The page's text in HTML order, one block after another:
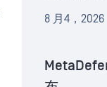
8 月4，2026